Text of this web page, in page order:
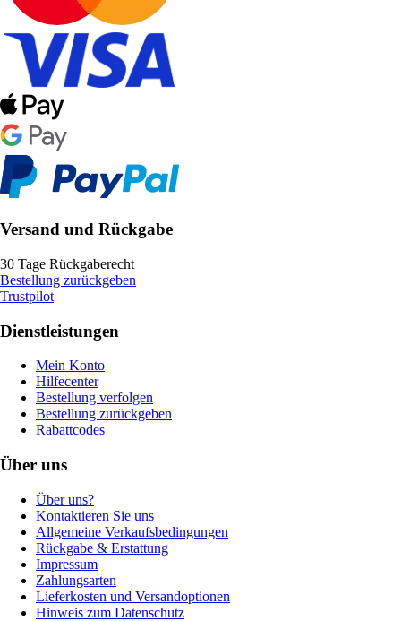
Versand und Rückgabe
30 Tage Rückgaberecht
Bestellung zurückgeben
Trustpilot
Dienstleistungen
Mein Konto
Hilfecenter
Bestellung verfolgen
Bestellung zurückgeben
Rabattcodes
Über uns
Über uns?
Kontaktieren Sie uns
Allgemeine Verkaufsbedingungen
Rückgabe & Erstattung
Impressum
Zahlungsarten
Lieferkosten und Versandoptionen
Hinweis zum Datenschutz